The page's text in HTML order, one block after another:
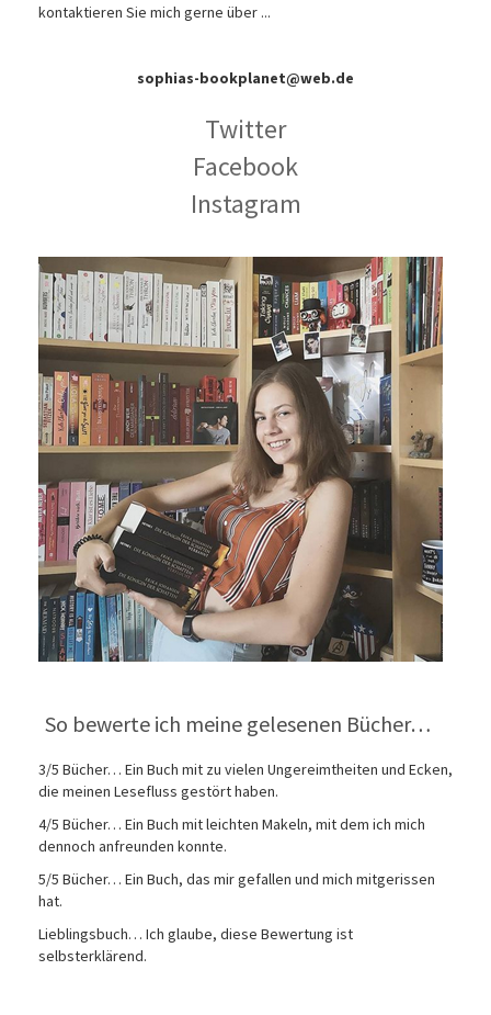
kontaktieren Sie mich gerne über ...
sophias-bookplanet@web.de
Twitter
Facebook
Instagram
So bewerte ich meine gelesenen Bücher…
3/5 Bücher… Ein Buch mit zu vielen Ungereimtheiten und Ecken,
die meinen Lesefluss gestört haben.
4/5 Bücher… Ein Buch mit leichten Makeln, mit dem ich mich
dennoch anfreunden konnte.
5/5 Bücher… Ein Buch, das mir gefallen und mich mitgerissen
hat.
Lieblingsbuch… Ich glaube, diese Bewertung ist
selbsterklärend.